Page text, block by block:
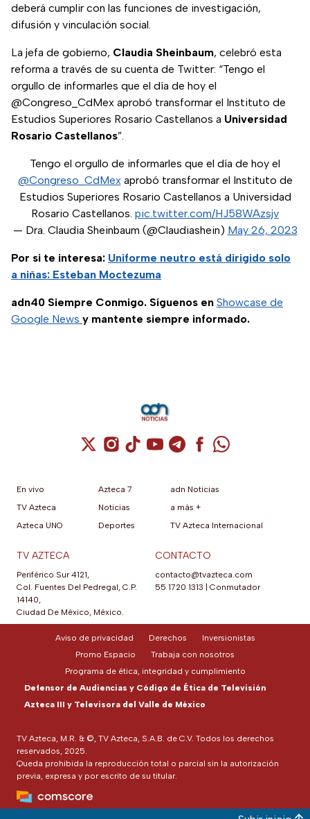
deberá cumplir con las funciones de investigación,
difusión y vinculación social.
La jefa de gobierno, Claudia Sheinbaum, celebró esta
reforma a través de su cuenta de Twitter: “Tengo el
orgullo de informarles que el día de hoy el
@Congreso_CdMex aprobó transformar el Instituto de
Estudios Superiores Rosario Castellanos a Universidad
Rosario Castellanos”.
Tengo el orgullo de informarles que el día de hoy el
@Congreso_CdMex aprobó transformar el Instituto de
Estudios Superiores Rosario Castellanos a Universidad
Rosario Castellanos. pic.twitter.com/HJ58WAzsjv
— Dra. Claudia Sheinbaum (@Claudiashein) May 26, 2023
Por si te interesa: Uniforme neutro está dirigido solo
a niñas: Esteban Moctezuma
adn40 Siempre Conmigo. Síguenos en Showcase de
Google News y mantente siempre informado.
Cuenta de X / Twitter (se abre en una
Cuenta de Instagram (se abre en una
Cuenta de TikTok (se abre en
Cuenta de YouTube (se abre
Cuenta de Telegram (se
Cuenta de
Cuenta de
En vivo
TV Azteca
Azteca UNO
Azteca 7
Noticias
Deportes
adn Noticias
a más +
TV Azteca Internacional
TV AZTECA
Periférico Sur 4121,
Col. Fuentes Del Pedregal, C.P.
14140,
Ciudad De México, México.
CONTACTO
contacto@tvazteca.com
55 1720 1313 | Conmutador
TV Azteca, M.R. & ©, TV Azteca, S.A.B. de C.V. Todos los derechos
reservados, 2025.
Queda prohibida la reproducción total o parcial sin la autorización
previa, expresa y por escrito de su titular.
Aviso de privacidad Derechos
Inversionistas
Promo Espacio
Trabaja con nosotros
Programa de ética, integridad y cumplimiento
Defensor de Audiencias y Código de Ética de Televisión
Azteca III y Televisora del Valle de México